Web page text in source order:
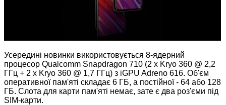
Усередині новинки використовується 8-ядерний
процесор Qualcomm Snapdragon 710 (2 x Kryo 360 @ 2,2
ГГц + 2 х Kryo 360 @ 1,7 ГГц) з iGPU Adreno 616. Об'єм
оперативної пам'яті складає 6 ГБ, а постійної - 64 або 128
ГБ. Слота для карти пам'яті немає, зате є два роз'єми під
SIM-карти.